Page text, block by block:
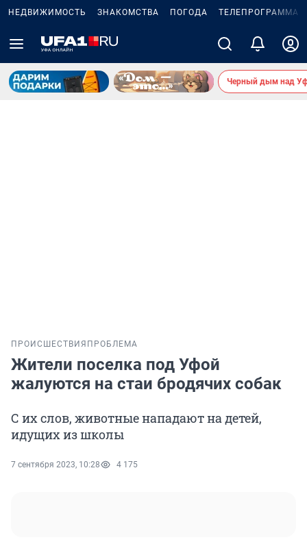
НЕДВИЖИМОСТЬ ЗНАКОМСТВА ПОГОДА ТЕЛЕПРОГРАММА
Черный дым над
ПРОИСШЕСТВИЯ ПРОБЛЕМА
Жители поселка под Уфой
жалуются на стаи бродячих собак
С их слов, животные нападают на детей,
идущих из школы
7 сентября 2023, 10:28 4 175